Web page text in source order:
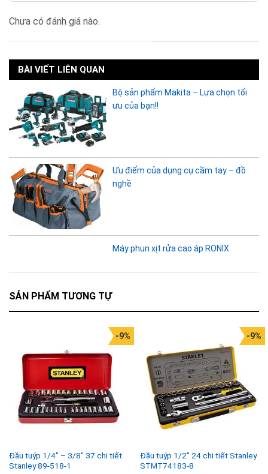
Chưa có đánh giá nào.
BÀI VIẾT LIÊN QUAN
Bộ sản phẩm Makita – Lựa chọn tối
ưu của bạn!!
Ưu điểm của dụng cụ cầm tay – đồ
nghề
Máy phun xịt rửa cao áp RONIX
SẢN PHẨM TƯƠNG TỰ
Đầu tuýp 1/4″ – 3/8″ 37 chi tiết
Stanley 89-518-1
-9%
Đầu tuýp 1/2″ 24 chi tiết Stanley
STMT74183-8
-9%